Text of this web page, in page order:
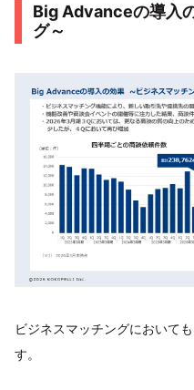
Big Advanceの導入
グ～
ビジネスマッチングにおいて
す。